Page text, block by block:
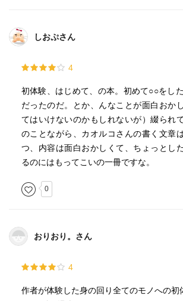
しおぷさん
4
初体験、はじめて、の本。初めて○○をし
だったのだ。とか、んなことが面白おか
てはいけないのかもしれないが）綴られ
のことながら、カオルコさんの書く文章
つ、内容は面白おかしくて、ちょっとし
るのにはもってこいの一冊ですな。
0
おりおり。さん
4
作者が体験した身の回り全てのモノへの初